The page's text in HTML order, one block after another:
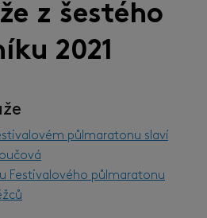
z šestého
2021
půlmaratonu slaví
Festivalového půlmaratonu